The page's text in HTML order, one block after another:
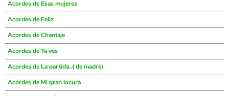
Acordes de Esas mujeres
Acordes de Feliz
Acordes de Chantaje
Acordes de Ya ves
Acordes de La partida..( de madre)
Acordes de Mi gran locura